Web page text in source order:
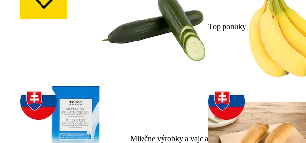
Top ponuky
Mliečne výrobky a vajcia